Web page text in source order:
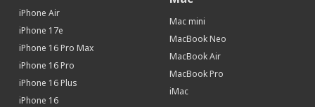
iPhone Air
iPhone 17e
iPhone 16 Pro Max
iPhone 16 Pro
iPhone 16 Plus
iPhone 16
Mac mini
MacBook Neo
MacBook Air
MacBook Pro
iMac